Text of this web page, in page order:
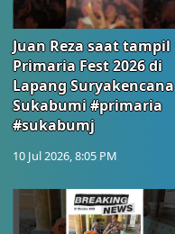
Juan Reza saat tampil
Primaria Fest 2026 di
Lapang Suryakencana
Sukabumi #primaria
#sukabumj
10 Jul 2026, 8:05 PM